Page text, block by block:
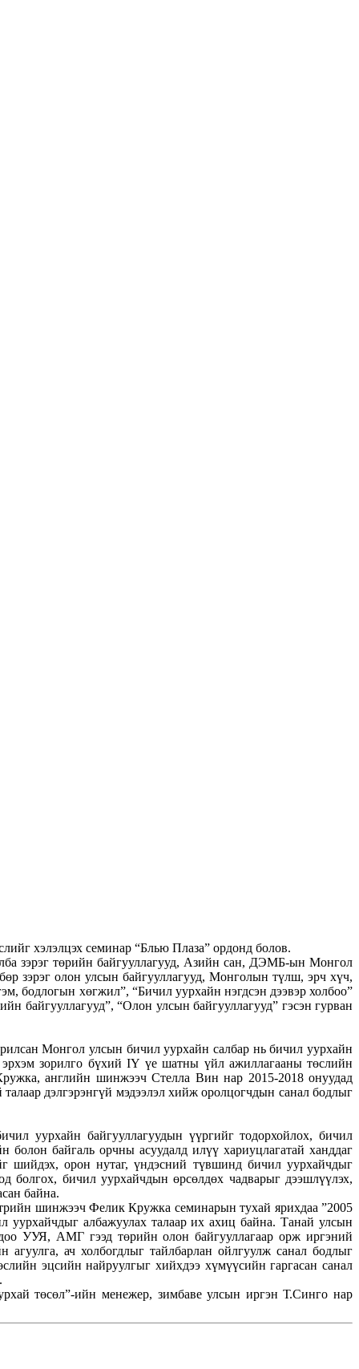
хэлэлцэх семинар “Блью Плаза” ордонд болов.
төрийн байгууллагууд, Азийн сан, ДЭМБ-ын Монгол
зэрэг олон улсын байгууллагууд, Монголын түлш, эрч хүч,
бодлогын хөгжил”, “Бичил уурхайн нэгдсэн дээвэр холбоо”
байгууллагууд”, “Олон улсын байгууллагууд” гэсэн гурван
Монгол улсын бичил уурхайн салбар нь бичил уурхайн
эрхэм зорилго бүхий IҮ үе шатны үйл ажиллагааны төслийн
английн шинжээч Стелла Вин нар 2015-2018 онуудад
дэлгэрэнгүй мэдээлэл хийж оролцогчдын санал бодлыг
уурхайн байгууллагуудын үүргийг тодорхойлох, бичил
байгаль орчны асуудалд илүү хариуцлагатай ханддаг
шийдэх, орон нутаг, үндэсний түвшинд бичил уурхайчдыг
болгох, бичил уурхайчдын өрсөлдөх чадварыг дээшлүүлэх,
байна.
шинжээч Фелик Кружка семинарын тухай ярихдаа ”2005
албажуулах талаар их ахиц байна. Танай улсын
УУЯ, АМГ гээд төрийн олон байгууллагаар орж иргэний
ач холбогдлыг тайлбарлан ойлгуулж санал бодлыг
эцсийн найруулгыг хийхдээ хүмүүсийн гаргасан санал
төсөл”-ийн менежер, зимбаве улсын иргэн Т.Синго нар